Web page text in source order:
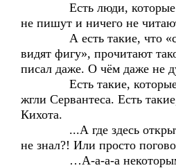
Есть люди, которые
не пишут и ничего не
А есть такие, что
видят фигу», прочитают
писал даже. О чём даже не
Есть такие, которые
жгли Сервантеса. Есть
Кихота.
...А где здесь
не знал?! Или просто
…А-а-а-а некоторым